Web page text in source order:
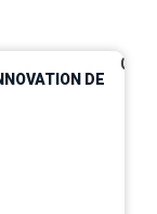
DE
0